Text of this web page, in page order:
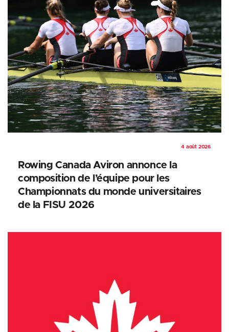
4 août 2026
Rowing Canada Aviron annonce la
composition de l’équipe pour les
Championnats du monde universitaires
de la FISU 2026